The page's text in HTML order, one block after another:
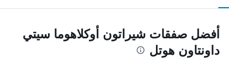
أفضل صفقات شيراتون أوكلاهوما سيتي
داونتاون هوتل